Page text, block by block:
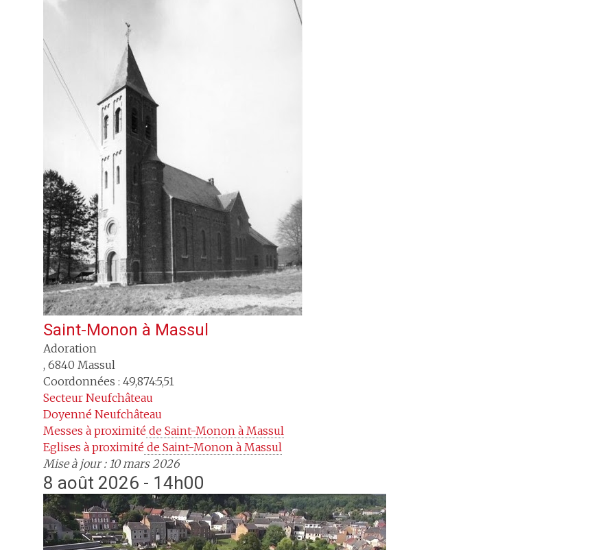
Saint-Monon à Massul
Adoration
, 6840 Massul
Coordonnées : 49,874:5,51
Secteur Neufchâteau
Doyenné Neufchâteau
Messes à proximité de Saint-Monon à Massul
Eglises à proximité de Saint-Monon à Massul
Mise à jour : 10 mars 2026
8 août 2026 - 14h00